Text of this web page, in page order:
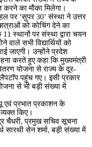
का मौका मिलेगा।
पर ‘सुपर 30’ संस्था ने उत्तर
को कोचिंग देने का
स्थानों पर संस्था द्वारा चयन
वाले सभी विद्यार्थियों को
जाएगी। उन्होंने प्रदेश
करते हुए कहा कि मुख्यमंत्री
योजना से राज्य के दूर-
पहुंच गए। इसी प्रकार
से भी बड़ी संख्या में
प्रभात प्रकाशन के
किए।
चैधरी, प्रमुख सचिव सूचना
सारथी सेन शर्मा, बड़ी संख्या में